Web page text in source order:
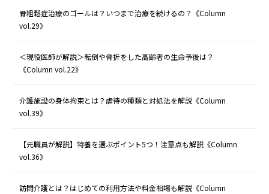
骨粗鬆症治療のゴールは？いつまで治療を続けるの？《Column
vol.29》
＜現役医師が解説＞転倒や骨折をした高齢者の生命予後は？
《Column vol.22》
介護施設の身体拘束とは？虐待の種類と対処法を解説《Column
vol.39》
【元職員が解説】特養を選ぶポイント5つ！注意点も解説《Column
vol.36》
訪問介護とは？はじめての利用方法や料金相場も解説《Column